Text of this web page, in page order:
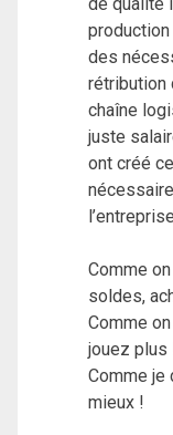
des
rétribution
chaîne
juste
ont créé
Comme
soldes,
Comme
jouez plus
Comme je
mieux !